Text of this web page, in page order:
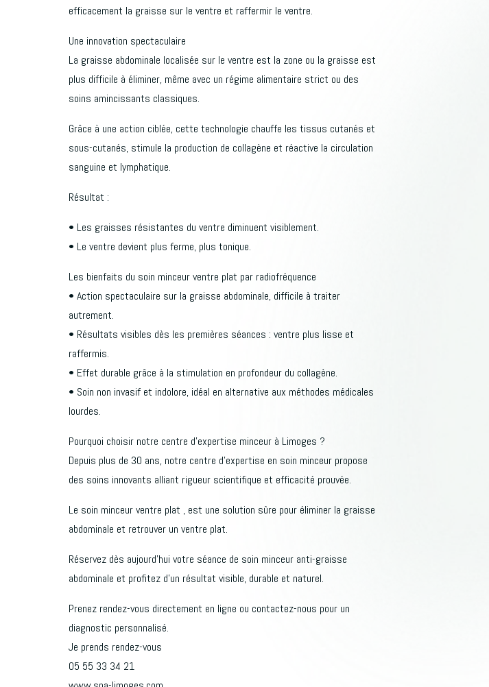
efficacement la graisse sur le ventre et raffermir le ventre.
Une innovation spectaculaire
La graisse abdominale localisée sur le ventre est la zone ou la graisse est
plus difficile à éliminer, même avec un régime alimentaire strict ou des
soins amincissants classiques.
Grâce à une action ciblée, cette technologie chauffe les tissus cutanés et
sous-cutanés, stimule la production de collagène et réactive la circulation
sanguine et lymphatique.
Résultat :
• Les graisses résistantes du ventre diminuent visiblement.
• Le ventre devient plus ferme, plus tonique.
Les bienfaits du soin minceur ventre plat par radiofréquence
• Action spectaculaire sur la graisse abdominale, difficile à traiter
autrement.
• Résultats visibles dès les premières séances : ventre plus lisse et
raffermis.
• Effet durable grâce à la stimulation en profondeur du collagène.
• Soin non invasif et indolore, idéal en alternative aux méthodes médicales
lourdes.
Pourquoi choisir notre centre d’expertise minceur à Limoges ?
Depuis plus de 30 ans, notre centre d’expertise en soin minceur propose
des soins innovants alliant rigueur scientifique et efficacité prouvée.
Le soin minceur ventre plat , est une solution sûre pour éliminer la graisse
abdominale et retrouver un ventre plat.
Réservez dès aujourd’hui votre séance de soin minceur anti-graisse
abdominale et profitez d’un résultat visible, durable et naturel.
Prenez rendez-vous directement en ligne ou contactez-nous pour un
diagnostic personnalisé.
Je prends rendez-vous
05 55 33 34 21